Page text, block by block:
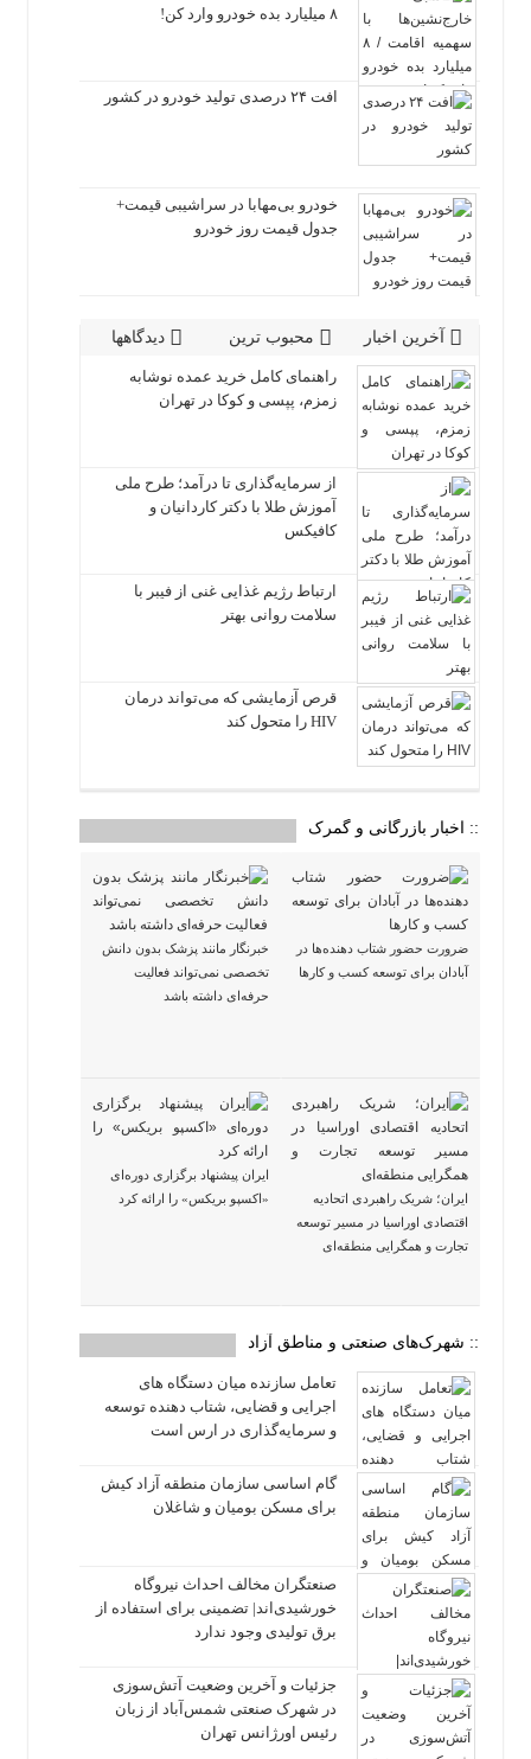
۸ میلیارد بده خودرو وارد کن!
افت ۲۴ درصدی تولید خودرو در کشور
خودرو بی‌مهابا در سراشیبی قیمت+
جدول قیمت روز خودرو
آخرین اخبار محبوب ترین دیدگاهها
راهنمای کامل خرید عمده نوشابه
زمزم، پپسی و کوکا در تهران
از سرمایه‌گذاری تا درآمد؛ طرح ملی
آموزش طلا با دکتر کاردانیان و
کافیکس
ارتباط رژیم غذایی غنی از فیبر با
سلامت روانی بهتر
قرص آزمایشی که می‌تواند درمان
HIV را متحول کند
:: اخبار بازرگانی و گمرک
ضرورت حضور شتاب ‌دهنده‌ها در
آبادان برای توسعه کسب‌ و کارها
خبرنگار مانند پزشک بدون دانش
تخصصی نمی‌تواند فعالیت
حرفه‌ای داشته باشد
ایران؛ شریک راهبردی اتحادیه
اقتصادی اوراسیا در مسیر توسعه
تجارت و همگرایی منطقه‌ای
ایران پیشنهاد برگزاری دوره‌ای
«اکسپو بریکس» را ارائه کرد
:: شهرک‌های صنعتی و مناطق آزاد
تعامل سازنده میان دستگاه‌ های
اجرایی و قضایی، شتاب‌ دهنده توسعه
و سرمایه‌گذاری در ارس است
گام اساسی سازمان منطقه آزاد کیش
برای مسکن بومیان و شاغلان
صنعتگران مخالف احداث نیروگاه
خورشیدی‌اند| تضمینی برای استفاده از
برق تولیدی وجود ندارد
جزئیات و آخرین وضعیت آتش‌سوزی
در شهرک صنعتی شمس‌آباد از زبان
رئیس اورژانس تهران